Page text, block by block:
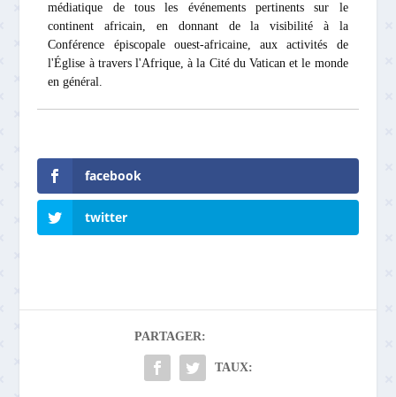
médiatique de tous les événements pertinents sur le
continent africain, en donnant de la visibilité à la
Conférence épiscopale ouest-africaine, aux activités de
l'Église à travers l'Afrique, à la Cité du Vatican et le monde
en général.
facebook
twitter
PARTAGER:
TAUX: